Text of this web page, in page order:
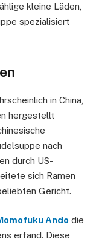
kleine Läden,
spezialisiert
in China,
hergestellt
nach
durch US-
sich Ramen
Gericht.
Ando die
erfand. Diese